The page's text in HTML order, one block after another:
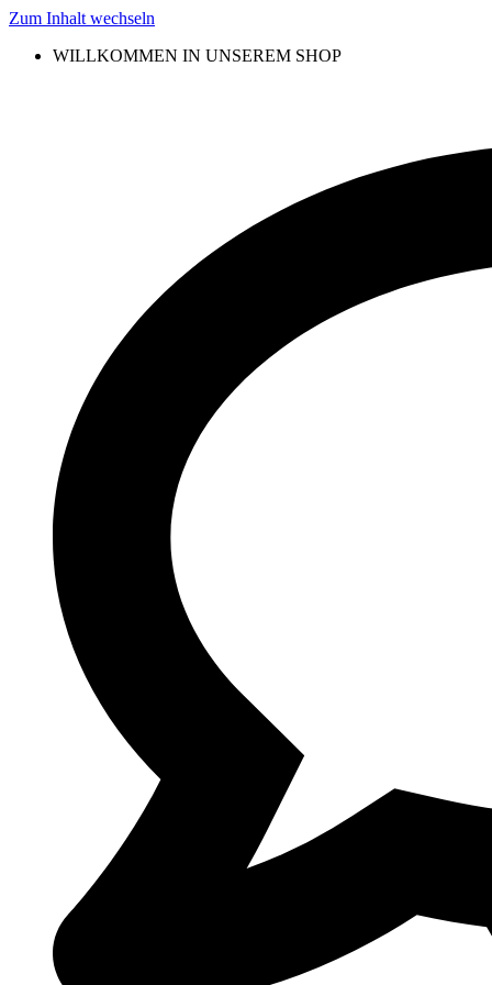
Zum Inhalt wechseln
WILLKOMMEN IN UNSEREM SHOP